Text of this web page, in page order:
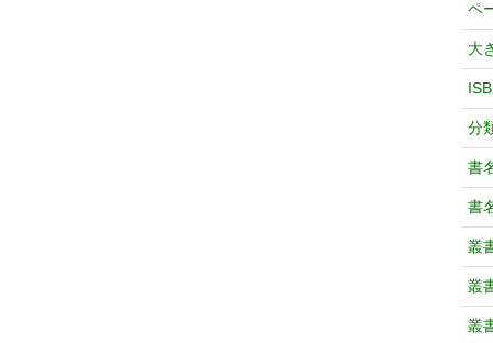
ペ
大
分
書
書
叢
叢
叢